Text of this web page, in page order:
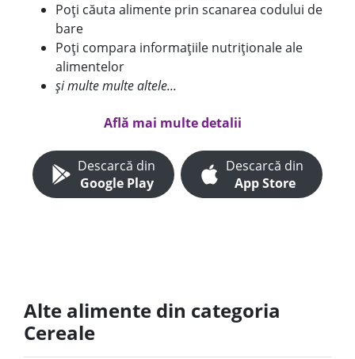
Poți căuta alimente prin scanarea codului de
bare
Poți compara informațiile nutriționale ale
alimentelor
și multe multe altele...
Află mai multe detalii
Descarcă din
Google Play
Descarcă din
App Store
Alte alimente din categoria
Cereale